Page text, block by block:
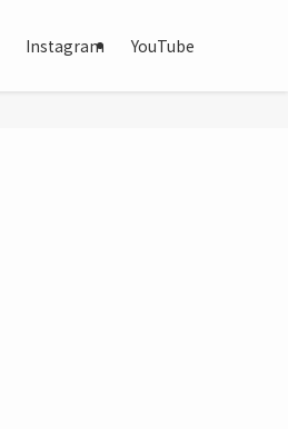
Instagram YouTube